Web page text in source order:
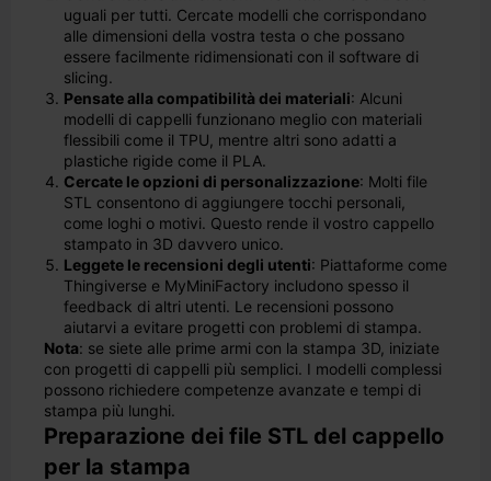
uguali per tutti. Cercate modelli che corrispondano
alle dimensioni della vostra testa o che possano
essere facilmente ridimensionati con il software di
slicing.
Pensate alla compatibilità dei materiali: Alcuni
modelli di cappelli funzionano meglio con materiali
flessibili come il TPU, mentre altri sono adatti a
plastiche rigide come il PLA.
Cercate le opzioni di personalizzazione: Molti file
STL consentono di aggiungere tocchi personali,
come loghi o motivi. Questo rende il vostro cappello
stampato in 3D davvero unico.
Leggete le recensioni degli utenti: Piattaforme come
Thingiverse e MyMiniFactory includono spesso il
feedback di altri utenti. Le recensioni possono
aiutarvi a evitare progetti con problemi di stampa.
Nota: se siete alle prime armi con la stampa 3D, iniziate
con progetti di cappelli più semplici. I modelli complessi
possono richiedere competenze avanzate e tempi di
stampa più lunghi.
Preparazione dei file STL del cappello
per la stampa